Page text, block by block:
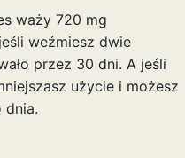
waży 720 mg
weźmiesz dwie
przez 30 dni. A jeśli
użycie i możesz
dnia.